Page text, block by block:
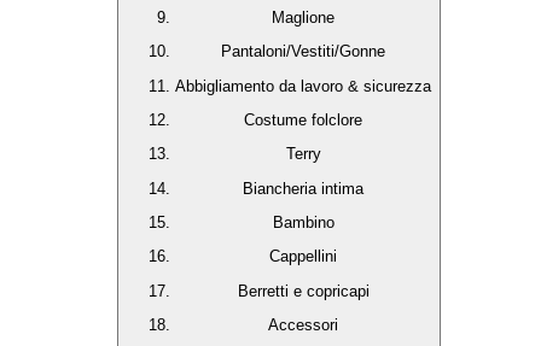
Maglione
Pantaloni/Vestiti/Gonne
Abbigliamento da lavoro & sicurezza
Costume folclore
Terry
Biancheria intima
Bambino
Cappellini
Berretti e copricapi
Accessori